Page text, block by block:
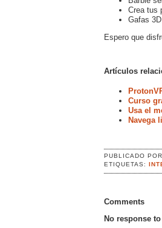
Crea tus
Gafas
Espero que
Artículos
Curso
Usa el
Navega
PUBLICADO
ETIQUETAS:
Comments
No response